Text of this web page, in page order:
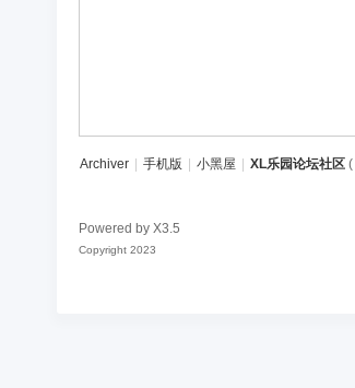
Archiver 手机版 小黑屋 XL乐园论坛社区 (
Powered by X3.5
Copyright 2023